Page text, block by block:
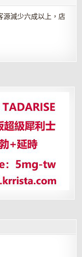
源減少六成以上，店